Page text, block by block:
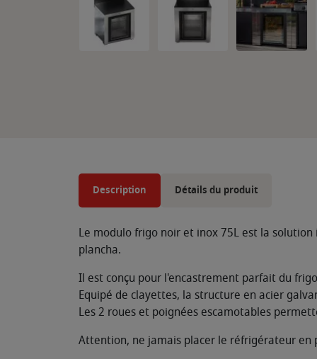
Description Détails du produit
Le modulo frigo noir et inox 75L est la
plancha.
Il est conçu pour l'encastrement parfait du
Equipé de clayettes, la structure en acier
Les 2 roues et poignées escamotables
Attention, ne jamais placer le réfrigérateur en